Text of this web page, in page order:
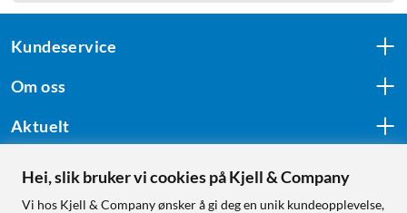
Kundeservice
Om oss
Aktuelt
Følg oss
Hei, slik bruker vi cookies på Kjell & Company
Vi hos Kjell & Company ønsker å gi deg en unik kundeopplevelse,